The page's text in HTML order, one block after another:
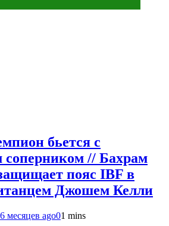
бьется с
соперником // Бахрам
пояс IBF в
Джошем Келли
6 месяцев ago01 mins